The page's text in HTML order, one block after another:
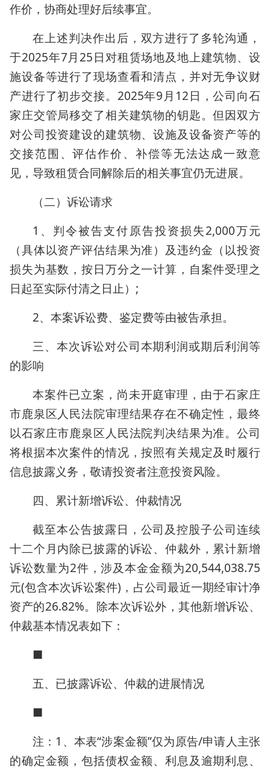
作价，协商处理好后续事宜。
在上述判决作出后，双方进行了多轮沟通，
于2025年7月25日对租赁场地及地上建筑物、设
施设备等进行了现场查看和清点，并对无争议财
产进行了初步交接。2025年9月12日，公司向石
家庄交管局移交了相关建筑物的钥匙。但因双方
对公司投资建设的建筑物、设施及设备资产等的
交接范围、评估作价、补偿等无法达成一致意
见，导致租赁合同解除后的相关事宜仍无进展。
（二）诉讼请求
1、判令被告支付原告投资损失2,000万元
（具体以资产评估结果为准）及违约金（以投资
损失为基数，按日万分之一计算，自案件受理之
日起至实际付清之日止）;
2、本案诉讼费、鉴定费等由被告承担。
三、本次诉讼对公司本期利润或期后利润等
的影响
本案件已立案，尚未开庭审理，由于石家庄
市鹿泉区人民法院审理结果存在不确定性，最终
以石家庄市鹿泉区人民法院判决结果为准。公司
将根据本次案件的情况，按照有关规定及时履行
信息披露义务，敬请投资者注意投资风险。
四、累计新增诉讼、仲裁情况
截至本公告披露日，公司及控股子公司连续
十二个月内除已披露的诉讼、仲裁外，累计新增
诉讼数量为2件，涉及本金金额为20,544,038.75
元(包含本次诉讼案件)，占公司最近一期经审计净
资产的26.82%。除本次诉讼外，其他新增诉讼、
仲裁基本情况表如下：
■
五、已披露诉讼、仲裁的进展情况
■
注：1、本表“涉案金额”仅为原告/申请人主张
的确定金额，包括债权金额、利息及逾期利息、